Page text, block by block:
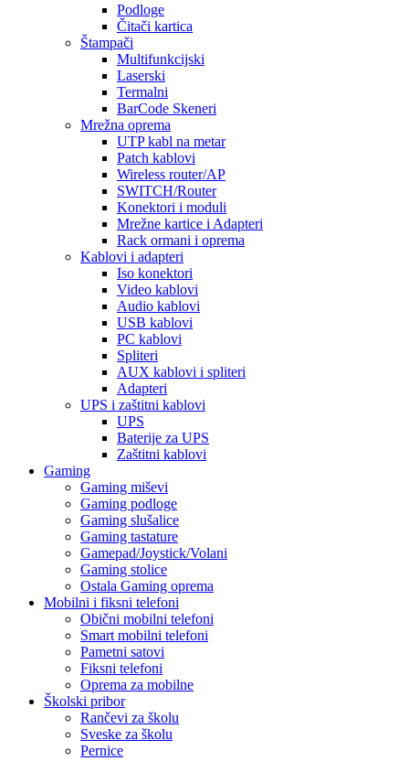
Podloge
Čitači kartica
Štampači
Multifunkcijski
Laserski
Termalni
BarCode Skeneri
Mrežna oprema
UTP kabl na metar
Patch kablovi
Wireless router/AP
SWITCH/Router
Konektori i moduli
Mrežne kartice i Adapteri
Rack ormani i oprema
Kablovi i adapteri
Iso konektori
Video kablovi
Audio kablovi
USB kablovi
PC kablovi
Spliteri
AUX kablovi i spliteri
Adapteri
UPS i zaštitni kablovi
UPS
Baterije za UPS
Zaštitni kablovi
Gaming
Gaming miševi
Gaming podloge
Gaming slušalice
Gaming tastature
Gamepad/Joystick/Volani
Gaming stolice
Ostala Gaming oprema
Mobilni i fiksni telefoni
Obični mobilni telefoni
Smart mobilni telefoni
Pametni satovi
Fiksni telefoni
Oprema za mobilne
Školski pribor
Rančevi za školu
Sveske za školu
Pernice